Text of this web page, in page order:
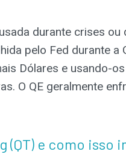
durante crises ou
pelo Fed durante a
Dólares e usando-
O QE geralmente
(QT) e como isso